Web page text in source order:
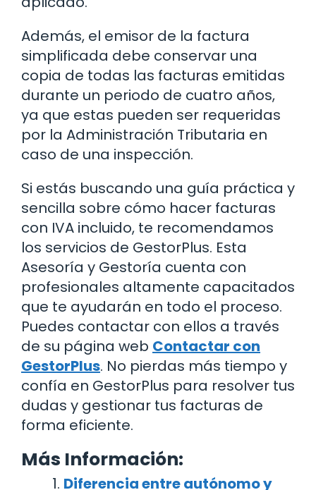
Además, el emisor de la factura
simplificada debe conservar una
copia de todas las facturas emitidas
durante un periodo de cuatro años,
ya que estas pueden ser requeridas
por la Administración Tributaria en
caso de una inspección.
Si estás buscando una guía práctica y
sencilla sobre cómo hacer facturas
con IVA incluido, te recomendamos
los servicios de GestorPlus. Esta
Asesoría y Gestoría cuenta con
profesionales altamente capacitados
que te ayudarán en todo el proceso.
Puedes contactar con ellos a través
de su página web Contactar con
GestorPlus. No pierdas más tiempo y
confía en GestorPlus para resolver tus
dudas y gestionar tus facturas de
forma eficiente.
Más Información:
Diferencia entre autónomo y